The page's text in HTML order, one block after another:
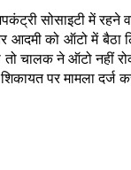
में रहने
को ऑटो में बैठा
चालक ने ऑटो नहीं
पर मामला